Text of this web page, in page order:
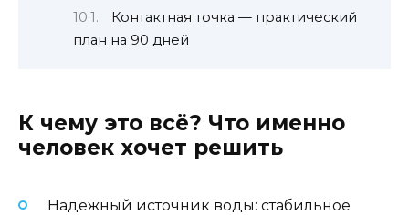
Контактная точка — практический
план на 90 дней
К чему это всё? Что именно
человек хочет решить
Надежный источник воды: стабильное